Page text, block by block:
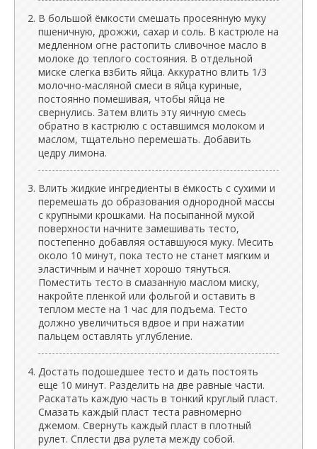
В большой ёмкости смешать просеянную муку
пшеничную, дрожжи, сахар и соль. В кастрюле на
медленном огне растопить сливочное масло в
молоке до теплого состояния. В отдельной
миске слегка взбить яйца. Аккуратно влить 1/3
молочно-масляной смеси в яйца куриные,
постоянно помешивая, чтобы яйца не
свернулись. Затем влить эту яичную смесь
обратно в кастрюлю с оставшимся молоком и
маслом, тщательно перемешать. Добавить
цедру лимона.
Влить жидкие ингредиенты в ёмкость с сухими и
перемешать до образования однородной массы
с крупными крошками. На посыпанной мукой
поверхности начните замешивать тесто,
постепенно добавляя оставшуюся муку. Месить
около 10 минут, пока тесто не станет мягким и
эластичным и начнет хорошо тянуться.
Поместить тесто в смазанную маслом миску,
накройте пленкой или фольгой и оставить в
теплом месте на 1 час для подъема. Тесто
должно увеличиться вдвое и при нажатии
пальцем оставлять углубление.
Достать подошедшее тесто и дать постоять
еще 10 минут. Разделить на две равные части.
Раскатать каждую часть в тонкий круглый пласт.
Смазать каждый пласт теста равномерно
джемом. Свернуть каждый пласт в плотный
рулет. Сплести два рулета между собой.